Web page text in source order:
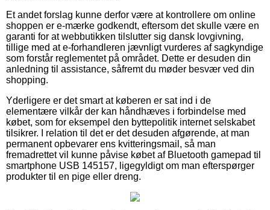
Et andet forslag kunne derfor være at kontrollere om online
shoppen er e-mærke godkendt, eftersom det skulle være en
garanti for at webbutikken tilslutter sig dansk lovgivning,
tillige med at e-forhandleren jævnligt vurderes af sagkyndige
som forstår reglementet på området. Dette er desuden din
anledning til assistance, såfremt du møder besvær ved din
shopping.
Yderligere er det smart at køberen er sat ind i de
elementære vilkår der kan håndhæves i forbindelse med
købet, som for eksempel den byttepolitik internet selskabet
tilsikrer. I relation til det er det desuden afgørende, at man
permanent opbevarer ens kvitteringsmail, så man
fremadrettet vil kunne påvise købet af Bluetooth gamepad til
smartphone USB 145157, ligegyldigt om man efterspørger
produkter til en pige eller dreng.